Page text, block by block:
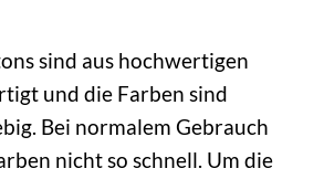
sind aus hochwertigen
und die Farben sind
Bei normalem Gebrauch
nicht so schnell. Um die